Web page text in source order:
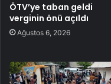
ÖTV’ye taban geldi
verginin önü açıldı
Ağustos 6, 2026